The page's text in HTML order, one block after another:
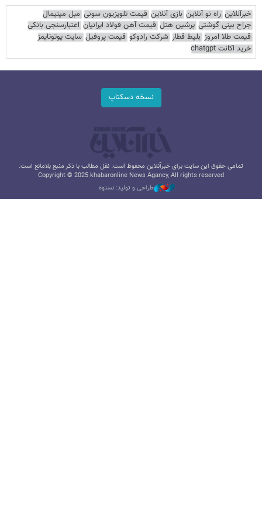
خبرآنلاین راه نو آنلاین بازی آنلاین قیمت تلویزیون سونی مبل مینیمال
جراح بینی گوشتی پرشین هتل قیمت آهن فولاد ایرانیان اعتبارسنجی بانکی
قیمت طلا امروز بلیط قطار شرکت رادوکو قیمت پروفیل سایت یوتوتایمز
خرید اکانت chatgpt
نسخه دسکتاپ
تمامی حقوق این سایت برای خبرآنلاین محفوظ است. نقل مطالب با ذکر منبع بلامانع است.
Copyright © 2025 khabaronline News Agancy, All rights reserved
طراحی و تولید: نستوه